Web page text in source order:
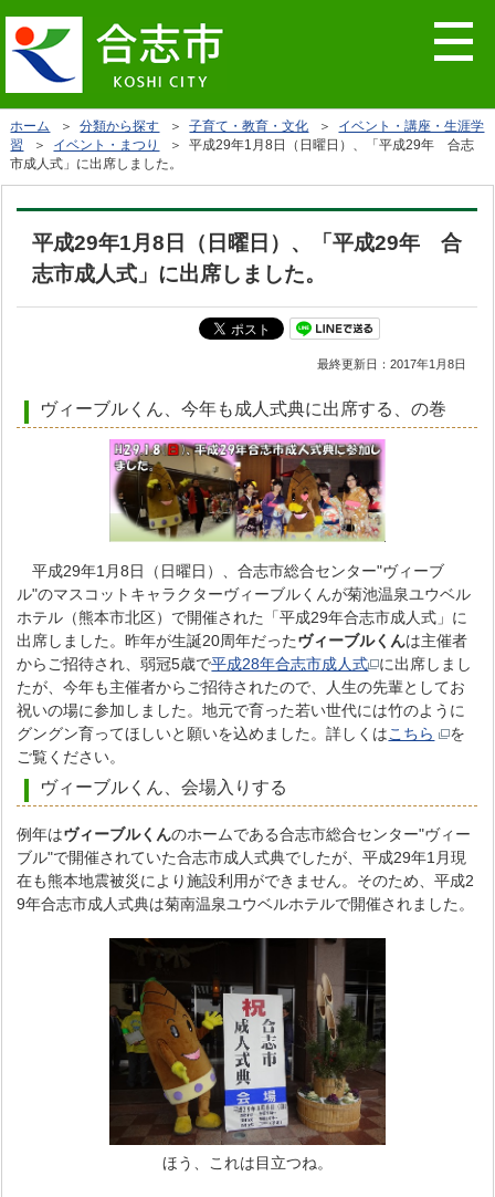
ホーム ＞分類から探す ＞子育て・教育・文化 ＞ イベント・講座・生涯学
習
＞ イベント・まつり
＞ 平成29年1月8日（日曜日）、「平成29年 合志
市成人式」に出席しました。
平成29年1月8日（日曜日）、「平成29年 合
志市成人式」に出席しました。
最終更新日：2017年1月8日
ヴィーブルくん、今年も成人式典に出席する、の巻
平成29年1月8日（日曜日）、合志市総合センター"ヴィーブ
ル"のマスコットキャラクターヴィーブルくんが菊池温泉ユウベル
ホテル（熊本市北区）で開催された「平成29年合志市成人式」に
出席しました。昨年が生誕20周年だったヴィーブルくんは主催者
からご招待され、弱冠5歳で平成28年合志市成人式
に出席しまし
たが、今年も主催者からご招待されたので、人生の先輩としてお
祝いの場に参加しました。地元で育った若い世代には竹のように
グングン育ってほしいと願いを込めました。詳しくはこちら
を
ご覧ください。
ヴィーブルくん、会場入りする
例年はヴィーブルくんのホームである合志市総合センター"ヴィー
ブル"で開催されていた合志市成人式典でしたが、平成29年1月現
在も熊本地震被災により施設利用ができません。そのため、平成2
9年合志市成人式典は菊南温泉ユウベルホテルで開催されました。
ほう、これは目立つね。